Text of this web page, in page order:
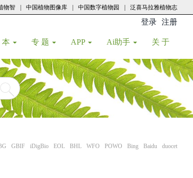
物智 中国植物图像库 中国数字植物园 泛喜马拉雅植物志
登录 注册
本 专 题 APP Ai助手 关 于
GBIF iDigBio EOL BHL WFO POWO Bing Baidu duocet